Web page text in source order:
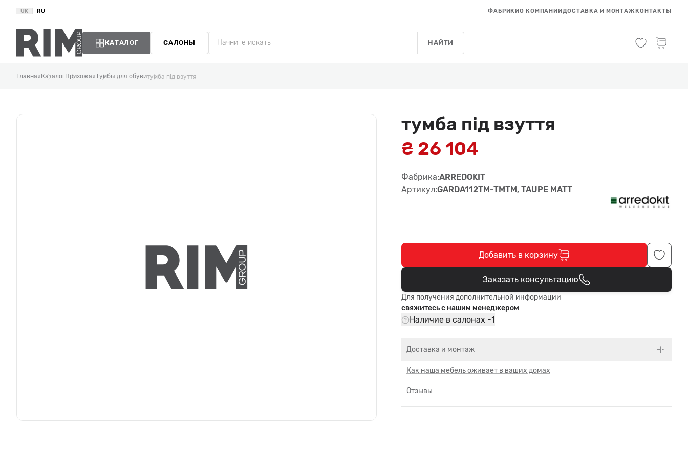
UK RU ФАБРИКИО КОМПАНИИДОСТАВКА И МОНТАЖКОНТАКТЫ
КАТАЛОГ САЛОНЫ НАЙТИ
Главная КаталогПрихожаяТумбы для обувитумба під взуття
тумба під взуття
₴ 26 104
Фабрика:ARREDOKIT
Артикул:GARDA112TM-TMTM, TAUPE MATT
Добавить в корзину
В корзине
Заказать консультацию
Для получения дополнительной информации
свяжитесь с нашим менеджером
Наличие в салонах -1
Доставка и монтаж
Как наша мебель оживает в ваших домах
Отзывы